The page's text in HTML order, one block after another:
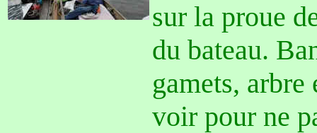
sur la proue
du bateau.
gamets,
voir pour ne